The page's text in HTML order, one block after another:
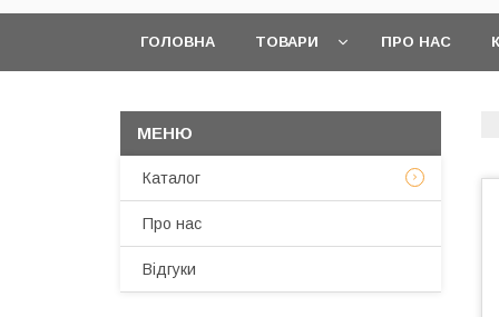
ГОЛОВНА ТОВАРИ ПРО НАС
Каталог
Про нас
Відгуки